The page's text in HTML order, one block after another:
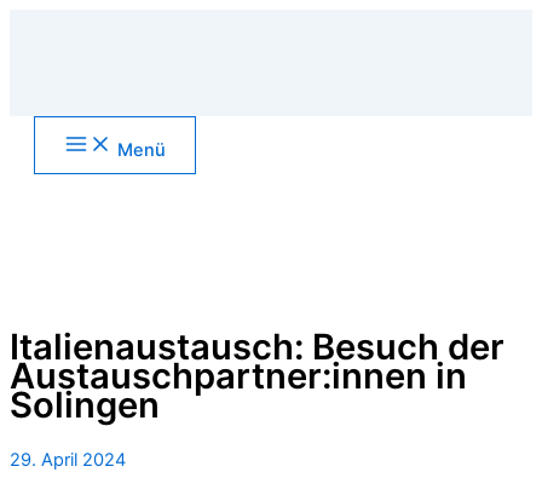
Main
Menu Menü
Italienaustausch: Besuch der
Austauschpartner:innen in
Solingen
29. April 2024